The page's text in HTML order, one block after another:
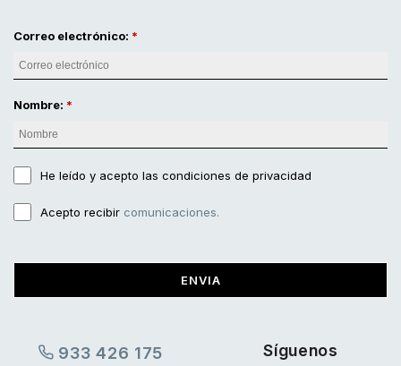
Correo electrónico:
Nombre:
He leído y acepto las condiciones de privacidad
Acepto recibir comunicaciones.
ENVIA
933 426 175 Síguenos